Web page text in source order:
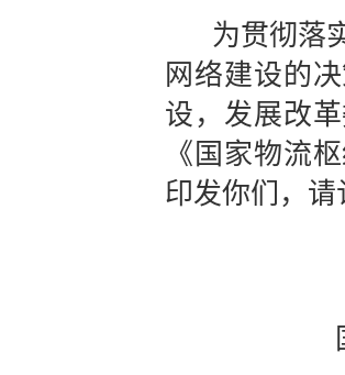
为贯彻落
网络建设的
设，发展改
《国家物流
印发你们，